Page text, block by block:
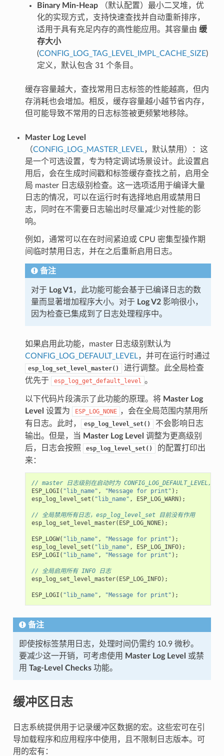
Binary Min-Heap（默认配置）最小二叉堆，优
化的实现方式，支持快速查找并自动重新排序，
适用于具有充足内存的高性能应用。其容量由 缓
存大小
(CONFIG_LOG_TAG_LEVEL_IMPL_CACHE_SIZE)
定义，默认包含 31 个条目。
缓存容量越大，查找常用日志标签的性能越高，但内
存消耗也会增加。相反，缓存容量越小越节省内存，
但可能导致不常用的日志标签被更频繁地移除。
Master Log Level
（CONFIG_LOG_MASTER_LEVEL，默认禁用）：这
是一个可选设置，专为特定调试场景设计。此设置启
用后，会在生成时间戳和标签缓存查找之前，启用全
局 master 日志级别检查。这一选项适用于编译大量
日志的情况，可以在运行时有选择地启用或禁用日
志，同时在不需要日志输出时尽量减少对性能的影
响。
例如，通常可以在在时间紧迫或 CPU 密集型操作期
间临时禁用日志，并在之后重新启用日志。
备注
对于 Log V1，此功能可能会基于已编译日志的数
量而显著增加程序大小。对于 Log V2影响很小，
因为检查已集成到了日志处理程序中。
如果启用此功能，master 日志级别默认为
CONFIG_LOG_DEFAULT_LEVEL，并可在运行时通过
esp_log_set_level_master()
进行调整。此全局检查
优先于
esp_log_get_default_level 。
以下代码片段演示了此功能的原理。将 Master Log
Level 设置为 ESP_LOG_NONE ，会在全局范围内禁用所
有日志。此时，
esp_log_level_set()
不会影响日志
输出。但是，当 Master Log Level 调整为更高级别
后，日志会按照
esp_log_level_set()
的配置打印出
来：
// master 日志级别在启动时为 CONFIG_LOG_DEFAULT_LEVEL, 且
ESP_LOGI ( "lib_name" , "Message for print" );
esp_log_level_set ( "lib_name" , ESP_LOG_WARN);
// 全局禁用所有日志，esp_log_level_set 目前没有作用
esp_log_set_level_master( ESP_LOG_NONE);
ESP_LOGW( "lib_name" , "Message for print" );
esp_log_level_set ( "lib_name" , ESP_LOG_INFO);
ESP_LOGI ( "lib_name" , "Message for print" );
// 全局启用所有 INFO 日志
esp_log_set_level_master( ESP_LOG_INFO);
ESP_LOGI ( "lib_name" , "Message for print" );
备注
即使按标签禁用日志，处理时间仍需约 10.9 微秒。
要减少这一开销，可考虑使用
Master Log Level
或禁
用 Tag-Level Checks功能。
缓冲区日志
日志系统提供用于记录缓冲区数据的宏。这些宏可在引
导加载程序和应用程序中使用，且不限制日志版本。可
用的宏有：